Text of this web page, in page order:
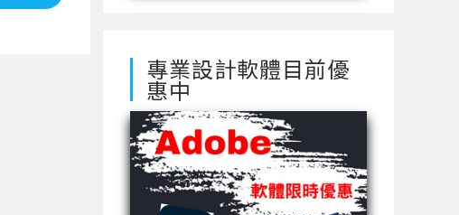
專業設計軟體目前優
惠中